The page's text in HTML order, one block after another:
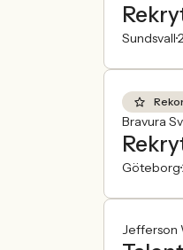
Sundsvall
Bravura
Göteborg
Jefferson